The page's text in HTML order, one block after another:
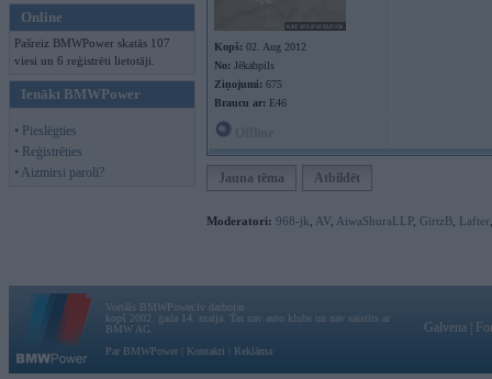
Online
Pašreiz BMWPower skatās 107
viesi un 6 reģistrēti lietotāji.
Ienākt BMWPower
• Pieslēgties
• Reģistrēties
• Aizmirsi paroli?
Kopš: 02. Aug 2012
No: Jēkabpils
Ziņojumi: 675
Braucu ar: E46
Jauna tēma Atbildēt
Moderatori: 968-jk AV AiwaShuraLLP, GirtzB Lafter
Vortāls BMWPower.lv darbojas
kopš 2002. gada 14. maija. Tas nav auto klubs un nav saistīts ar
BMW AG.
Par BMWPower
Kontakti Reklāma
Galvena